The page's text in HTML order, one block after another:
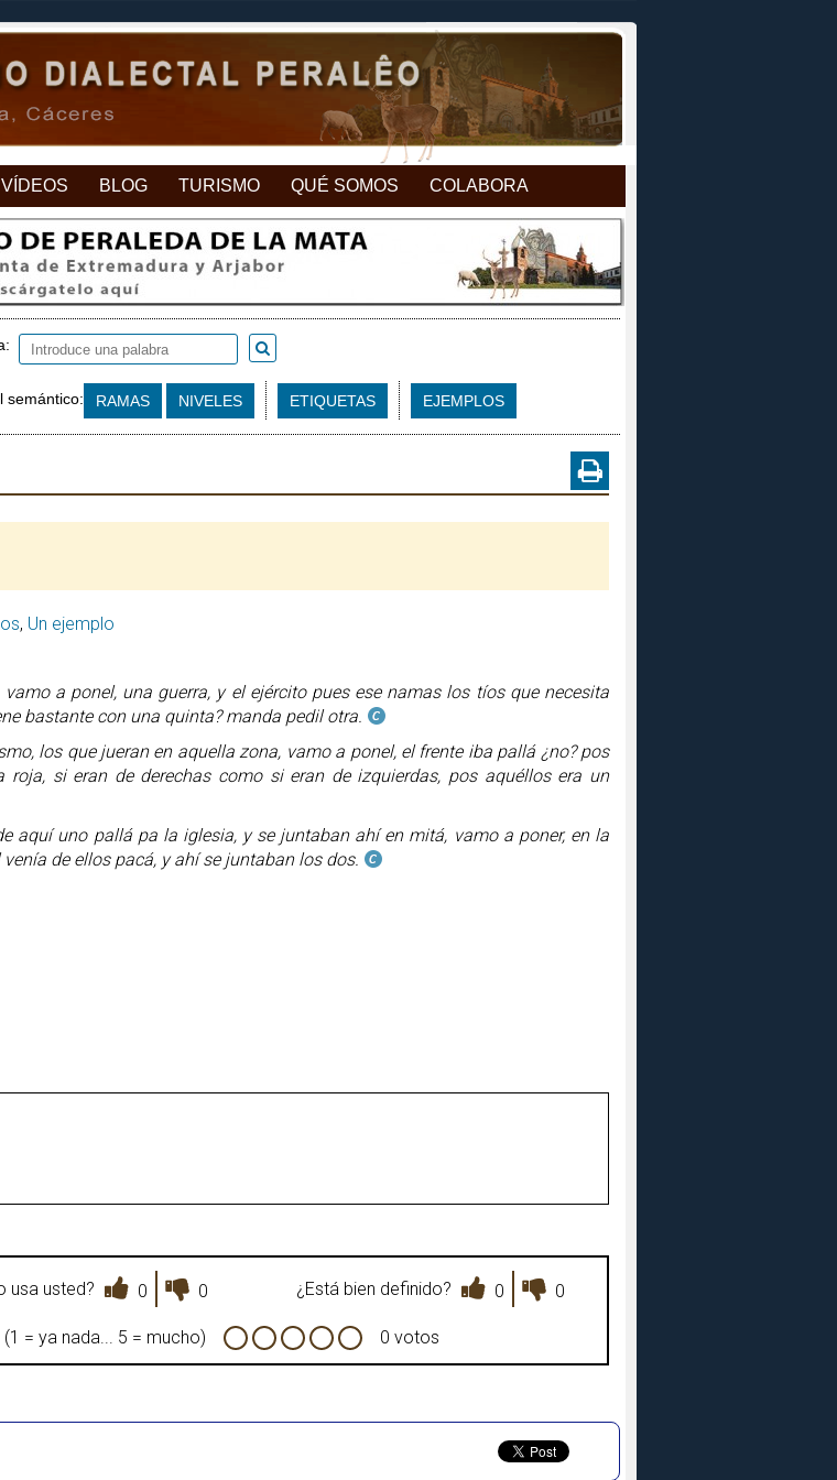
VÍDEOS BLOG TURISMO QUÉ SOMOS COLABORA
semántico: RAMAS NIVELES ETIQUETAS EJEMPLOS
, Un ejemplo
vamo a ponel, una guerra, y el ejército pues ese namas los tíos que necesita
bastante con una quinta? manda pedil otra.
los que jueran en aquella zona, vamo a ponel, el frente iba pallá ¿no? pos
roja, si eran de derechas como si eran de izquierdas, pos aquéllos era un
aquí uno pallá pa la iglesia, y se juntaban ahí en mitá, vamo a poner, en la
venía de ellos pacá, y ahí se juntaban los dos.
usa usted? 0 0 ¿Está bien definido? 0 0
= ya nada... 5 = mucho) 0 votos